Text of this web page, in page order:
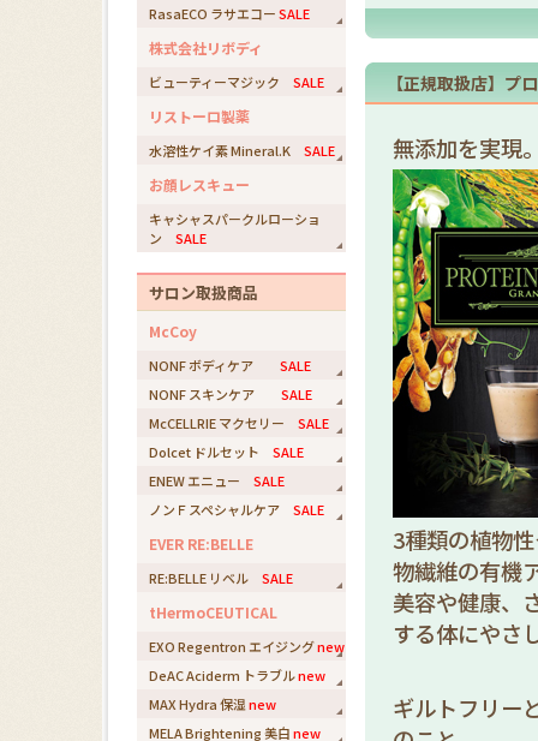
RasaECO ラサエコーSALE
株式会社リボディ
ビューティーマジック SALE
リストーロ製薬
水溶性ケイ素 Mineral.K SALE
お顔レスキュー
キャシャスパークルローショ
ン SALE
サロン取扱商品
McCoy
NONF ボディケア SALE
NONF スキンケア SALE
McCELLRIE マクセリー SALE
Dolcet ドルセット SALE
ENEW エニュー SALE
ノンＦスペシャルケア SALE
EVER RE:BELLE
RE:BELLE リベル SALE
tHermoCEUTICAL
EXO Regentron エイジングnew
DeAC Aciderm トラブルnew
MAX Hydra 保湿new
MELA Brightening 美白new
【正規取扱店】プ
無添加を実現
3種類の植物
物繊維の有機
美容や健康、
する体にやさ
ギルトフリー